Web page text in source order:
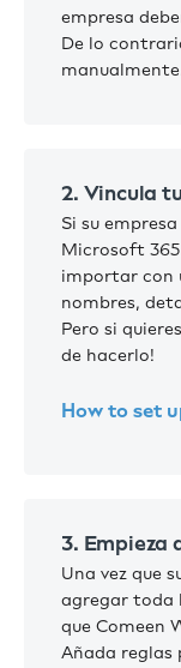
empresa
De lo
2. Vincula
Si su
Microsoft
importar con
nombres,
Pero si
de hacerlo!
How to set
3. Empieza
Una vez que
agregar toda
que Comeen
Añada reglas